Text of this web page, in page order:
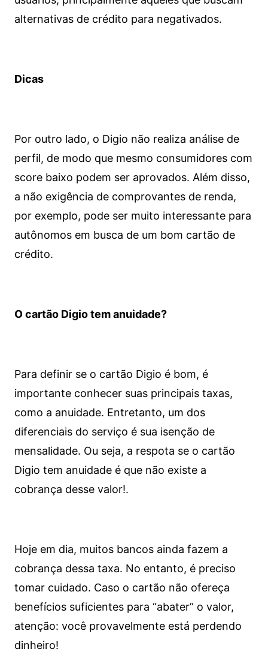
alternativas de crédito para negativados.
Dicas
Por outro lado, o Digio não realiza análise de
perfil, de modo que mesmo consumidores com
score baixo podem ser aprovados. Além disso,
a não exigência de comprovantes de renda,
por exemplo, pode ser muito interessante para
autônomos em busca de um bom cartão de
crédito.
O cartão Digio tem anuidade?
Para definir se o cartão Digio é bom, é
importante conhecer suas principais taxas,
como a anuidade. Entretanto, um dos
diferenciais do serviço é sua isenção de
mensalidade. Ou seja, a respota se o cartão
Digio tem anuidade é que não existe a
cobrança desse valor!.
Hoje em dia, muitos bancos ainda fazem a
cobrança dessa taxa. No entanto, é preciso
tomar cuidado. Caso o cartão não ofereça
benefícios suficientes para “abater” o valor,
atenção: você provavelmente está perdendo
dinheiro!